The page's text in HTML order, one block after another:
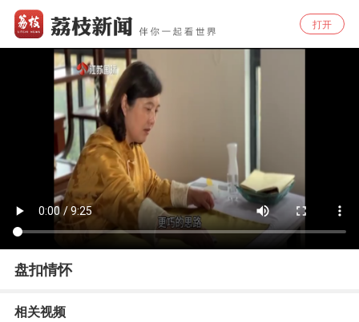
打开
盘扣情怀
相关视频